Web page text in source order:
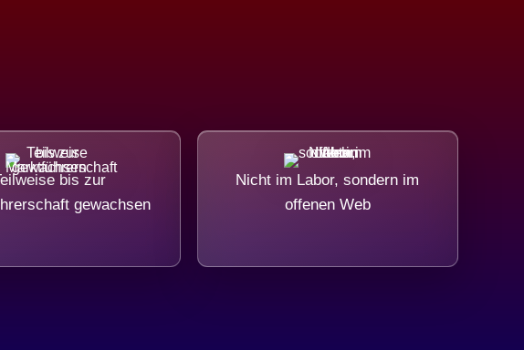
bis zur
gewachsen
Nicht im Labor, sondern im
offenen Web